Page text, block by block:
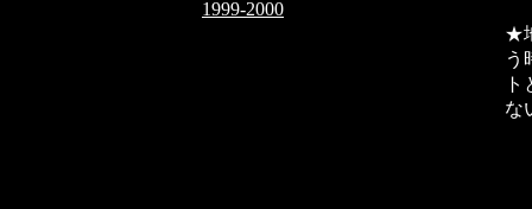
1999-2000
★
う
な